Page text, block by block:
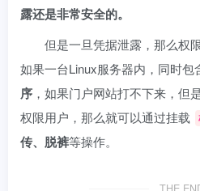
露还是非常安全的。
但是一旦凭据泄露，那么权
如果一台Linux服务器内，同时包
序 ，如果门户网站打不下来，但
权限用户，那么就可以通过挂载
传、脱裤等操作。